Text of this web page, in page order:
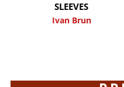
SLEEVES
Ivan Brun